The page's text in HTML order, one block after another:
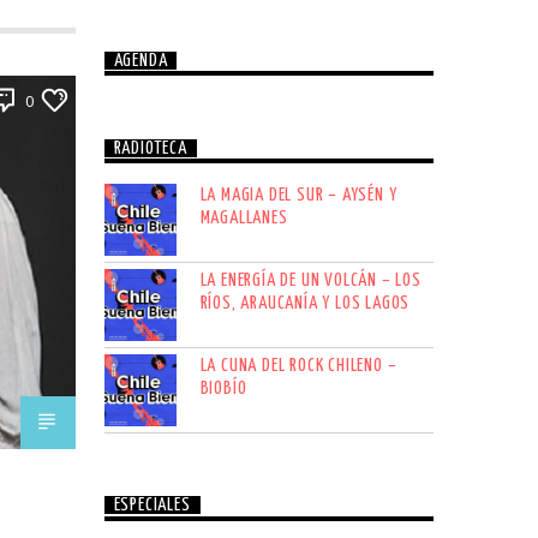
0
AGENDA
RADIOTECA
LA MAGIA DEL SUR – AYSÉN Y
MAGALLANES
LA ENERGÍA DE UN VOLCÁN – LOS
RÍOS, ARAUCANÍA Y LOS LAGOS
LA CUNA DEL ROCK CHILENO –
BIOBÍO
ESPECIALES